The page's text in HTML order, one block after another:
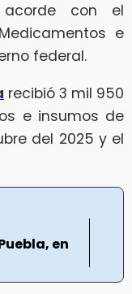
acorde con el
e
federal.
recibió 3 mil 950
e insumos de
del 2025 y el
en